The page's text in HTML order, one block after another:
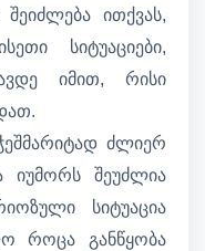
ითქვას,
სიტუაციები,
იმით, რისი
ძლიერ
იუმორს შეუძლია
სიტუაცია
როცა განწყობა